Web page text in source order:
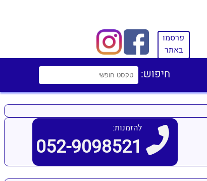
פרסמו
באתר
חיפוש:
להזמנות:
052-9098521